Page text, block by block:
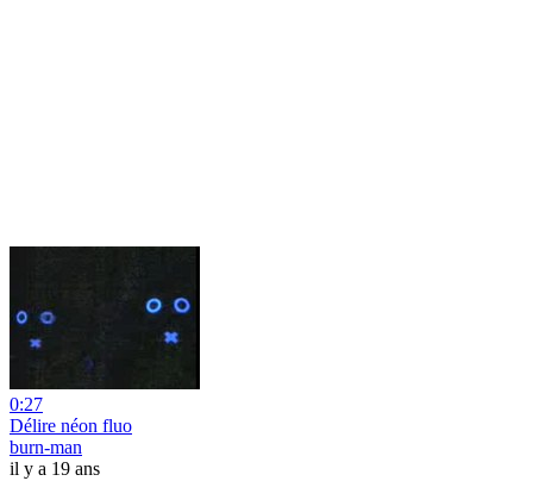
0:27
Délire néon fluo
burn-man
il y a 19 ans